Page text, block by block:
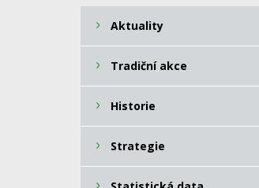
Aktuality
Tradiční akce
Historie
Strategie